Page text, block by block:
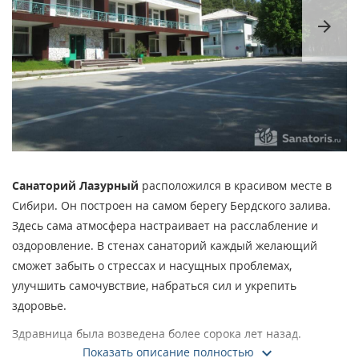
arrow_forward
Санаторий Лазурный расположился в красивом месте в
Сибири. Он построен на самом берегу Бердского залива.
Здесь сама атмосфера настраивает на расслабление и
оздоровление. В стенах санаторий каждый желающий
сможет забыть о стрессах и насущных проблемах,
улучшить самочувствие, набраться сил и укрепить
здоровье.
Здравница была возведена более сорока лет назад.
Благодаря накопленному опыту она предлагает
Показать описание полностью